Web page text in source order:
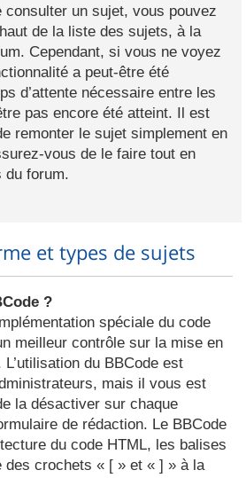
consulter un sujet, vous pouvez
de la liste des sujets, à la
Cependant, si vous ne voyez
a peut-être été
d’attente nécessaire entre les
pas encore été atteint. Il est
remonter le sujet simplement en
vous de le faire tout en
du forum.
et types de sujets
?
spéciale du code
meilleur contrôle sur la mise en
L’utilisation du BBCode est
mais il vous est
la désactiver sur chaque
de rédaction. Le BBCode
du code HTML, les balises
des crochets « [ » et « ] » à la